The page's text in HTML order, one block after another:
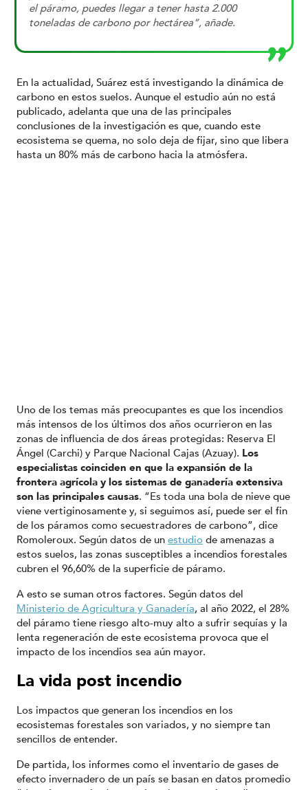
el páramo, puedes llegar a tener hasta 2.000
toneladas de carbono por hectárea”, añade.
En la actualidad, Suárez está investigando la dinámica de
carbono en estos suelos. Aunque el estudio aún no está
publicado, adelanta que una de las principales
conclusiones de la investigación es que, cuando este
ecosistema se quema, no solo deja de fijar, sino que libera
hasta un 80% más de carbono hacia la atmósfera.
Uno de los temas más preocupantes es que los incendios
más intensos de los últimos dos años ocurrieron en las
zonas de influencia de dos áreas protegidas: Reserva El
Ángel (Carchi) y Parque Nacional Cajas (Azuay). Los
especialistas coinciden en que la expansión de la
frontera agrícola y los sistemas de ganadería extensiva
son las principales causas. “Es toda una bola de nieve que
viene vertiginosamente y, si seguimos así, puede ser el fin
de los páramos como secuestradores de carbono”, dice
Romoleroux. Según datos de un estudio de amenazas a
estos suelos, las zonas susceptibles a incendios forestales
cubren el 96,60% de la superficie de páramo.
A esto se suman otros factores. ​​Según datos del
Ministerio de Agricultura y Ganadería, al año 2022, el 28%
del páramo tiene riesgo alto-muy alto a sufrir sequías y la
lenta regeneración de este ecosistema provoca que el
impacto de los incendios sea aún mayor.
La vida post incendio
Los impactos que generan los incendios en los
ecosistemas forestales son variados, y no siempre tan
sencillos de entender.
De partida, los informes como el inventario de gases de
efecto invernadero de un país se basan en datos promedio